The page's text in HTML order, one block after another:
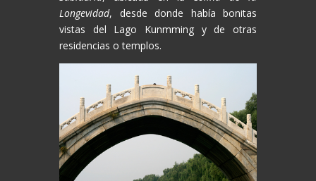
Longevidad, desde donde había bonitas
vistas del Lago Kunmming y de otras
residencias o templos.